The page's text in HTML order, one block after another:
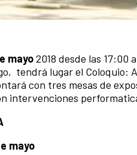
mayo2018 desde las 17:00
tendrá lugar el Coloquio:
con tres mesas de
intervenciones
mayo